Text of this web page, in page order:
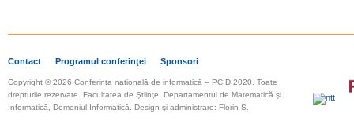
Contact Programul conferinţei Sponsori
Copyright © 2026 Conferinţa naţională de informatică – PCID 2020. Toate
drepturile rezervate. Facultatea de Ştiinţe, Departamentul de Matematică şi
Informatică, Domeniul Informatică. Design şi administrare: Florin S.